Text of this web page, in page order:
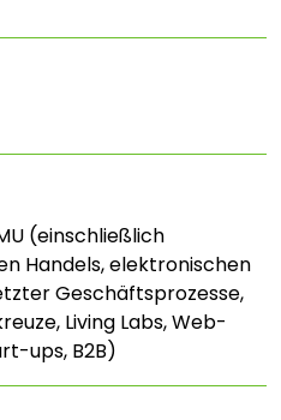
(einschließlich
Handels, elektronischen
Geschäftsprozesse,
Living Labs, Web-
ups, B2B)